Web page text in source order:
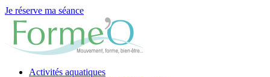
Je réserve ma séance
Activités aquatiques